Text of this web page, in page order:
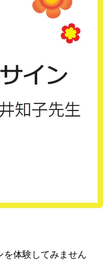
を体験してみません